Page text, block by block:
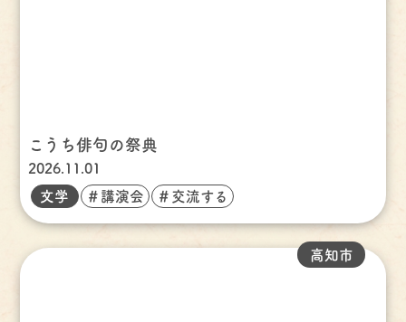
こうち俳句の祭典
2026.11.01
文学
＃講演会 ＃交流する
高知市